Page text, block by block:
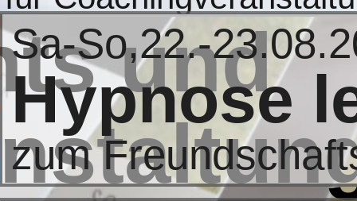
und
Sa-So,22.-
Hypnose
zum